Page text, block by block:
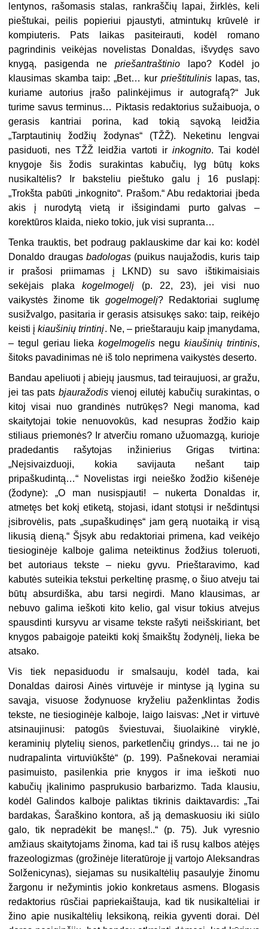
lentynos, rašomasis stalas, rankraščių lapai, žirklės, keli
pieštukai, peilis popieriui pjaustyti, atmintukų krūvelė ir
kompiuteris. Pats laikas pasiteirauti, kodėl romano
pagrindinis veikėjas novelistas Donaldas, išvydęs savo
knygą, pasigenda ne priešantraštinio lapo? Kodėl jo
klausimas skamba taip: „Bet… kur prieštitulinislapas, tas,
kuriame autorius įrašo palinkėjimus ir autografą?“ Juk
turime savus terminus… Piktasis redaktorius sužaibuoja, o
gerasis kantriai porina, kad tokią sąvoką leidžia
„Tarptautinių žodžių žodynas“ (TŽŽ). Neketinu lengvai
pasiduoti, nes TŽŽ leidžia vartoti irinkognito. Tai kodėl
knygoje šis žodis surakintas kabučių, lyg būtų koks
nusikaltėlis? Ir baksteliu pieštuko galu į 16 puslapį:
„Trokšta pabūti „inkognito“. Prašom.“ Abu redaktoriai įbeda
akis į nurodytą vietą ir išsigindami purto galvas –
korektūros klaida, nieko tokio, juk visi supranta…
Tenka trauktis, bet podraug paklauskime dar kai ko: kodėl
Donaldo draugas badologas(puikus naujažodis, kuris taip
ir prašosi priimamas į LKND) su savo ištikimaisiais
sekėjais plakakogelmogelį (p. 22, 23), jei visi nuo
vaikystės žinome tik gogelmogelį? Redaktoriai suglumę
susižvalgo, pasitaria ir gerasis atsisukęs sako: taip, reikėjo
keisti įkiaušinių trintinį. Ne, – prieštarauju kaip įmanydama,
– tegul geriau lieka kogelmogelisnegu kiaušinių trintinis,
šitoks pavadinimas nė iš tolo neprimena vaikystės deserto.
Bandau apeliuoti į abiejų jausmus, tad teiraujuosi, ar gražu,
jei tas pats bjauražodisvienoj eilutėj kabučių surakintas, o
kitoj visai nuo grandinės nutrūkęs? Negi manoma, kad
skaitytojai tokie nenuovokūs, kad nesupras žodžio kaip
stiliaus priemonės? Ir atverčiu romano užuomazgą, kurioje
pradedantis rašytojas inžinierius Grigas tvirtina:
„Neįsivaizduoji, kokia savijauta nešant taip
pripaškudintą…“ Novelistas irgi neieško žodžio kišenėje
(žodyne): „O man nusispjauti! – nukerta Donaldas ir,
atmetęs bet kokį etiketą, stojasi, idant stotųsi ir nešdintųsi
įsibrovėlis, pats „supaškudinęs“ jam gerą nuotaiką ir visą
likusią dieną.“ Šįsyk abu redaktoriai primena, kad veikėjo
tiesioginėje kalboje galima neteiktinus žodžius toleruoti,
bet autoriaus tekste – nieku gyvu. Prieštaravimo, kad
kabutės suteikia tekstui perkeltinę prasmę, o šiuo atveju tai
būtų absurdiška, abu tarsi negirdi. Mano klausimas, ar
nebuvo galima ieškoti kito kelio, gal visur tokius atvejus
spausdinti kursyvu ar visame tekste rašyti neišskiriant, bet
knygos pabaigoje pateikti kokį šmaikštų žodynėlį, lieka be
atsako.
Vis tiek nepasiduodu ir smalsauju, kodėl tada, kai
Donaldas dairosi Ainės virtuvėje ir mintyse ją lygina su
savąja, visuose žodynuose kryželiu paženklintas žodis
tekste, ne tiesioginėje kalboje, laigo laisvas: „Net ir virtuvė
atsinaujinusi: patogūs šviestuvai, šiuolaikinė viryklė,
keraminių plytelių sienos, parketlenčių grindys… tai ne jo
nudrapalinta virtuviūkštė“ (p. 199). Pašnekovai neramiai
pasimuisto, pasilenkia prie knygos ir ima ieškoti nuo
kabučių įkalinimo pasprukusio barbarizmo. Tada klausiu,
kodėl Galindos kalboje paliktas tikrinis daiktavardis: „Tai
bardakas, Šaraškino kontora, aš ją demaskuosiu iki siūlo
galo, tik nepradėkit be manęs!..“ (p. 75). Juk vyresnio
amžiaus skaitytojams žinoma, kad tai iš rusų kalbos atėjęs
frazeologizmas (grožinėje literatūroje jį vartojo Aleksandras
Solženicynas), siejamas su nusikaltėlių pasaulyje žinomu
žargonu ir nežymintis jokio konkretaus asmens. Blogasis
redaktorius rūsčiai papriekaištauja, kad tik nusikaltėliai ir
žino apie nusikaltėlių leksikoną, reikia gyventi dorai. Dėl